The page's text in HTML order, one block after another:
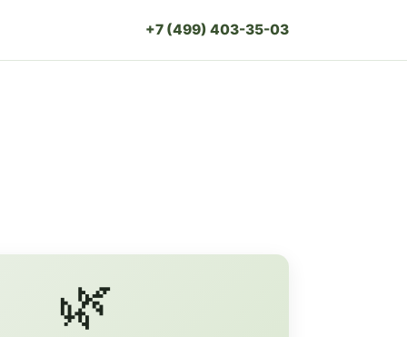
+7 (499) 403-35-03
🌿